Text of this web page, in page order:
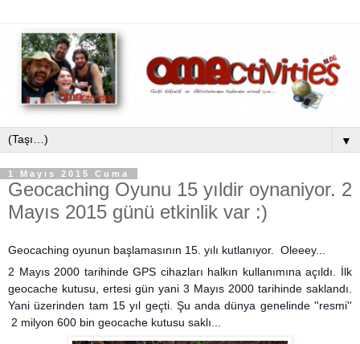
▼
1 Mayıs 2015 Cuma
Geocaching Oyunu 15 yıldir oynaniyor. 2
Mayıs 2015 günü etkinlik var :)
Geocaching oyunun başlamasının 15. yılı kutlanıyor. Oleeey...
2 Mayıs 2000 tarihinde GPS cihazları halkın kullanımına açıldı. İlk
geocache kutusu, ertesi gün yani 3 Mayıs 2000 tarihinde saklandı.
Yani üzerinden tam 15 yıl geçti. Şu anda dünya genelinde ''resmi''
2 milyon 600 bin geocache kutusu saklı...